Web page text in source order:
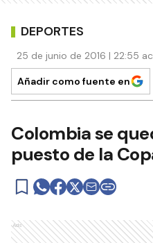
DEPORTES
25 de junio de 2016 | 22:55
Añadir como fuente en
Colombia se
puesto de la
Ads